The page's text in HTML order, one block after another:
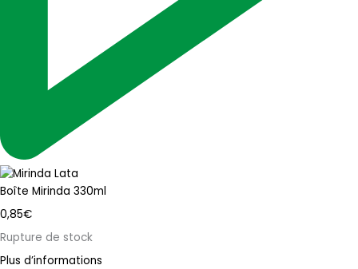
Boîte Mirinda 330ml
0,85€
Rupture de stock
Plus d’informations